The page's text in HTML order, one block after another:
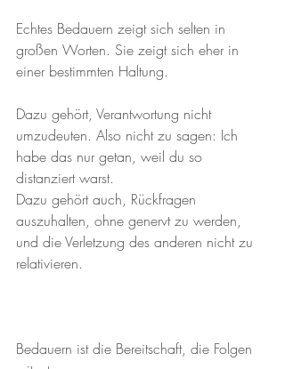
Echtes Bedauern zeigt sich selten in
großen Worten. Sie zeigt sich eher in
einer bestimmten Haltung.
Dazu gehört, Verantwortung nicht
umzudeuten. Also nicht zu sagen: Ich
habe das nur getan, weil du so
distanziert warst.
Dazu gehört auch, Rückfragen
auszuhalten, ohne genervt zu werden,
und die Verletzung des anderen nicht zu
relativieren.
Bedauern ist die Bereitschaft, die Folgen